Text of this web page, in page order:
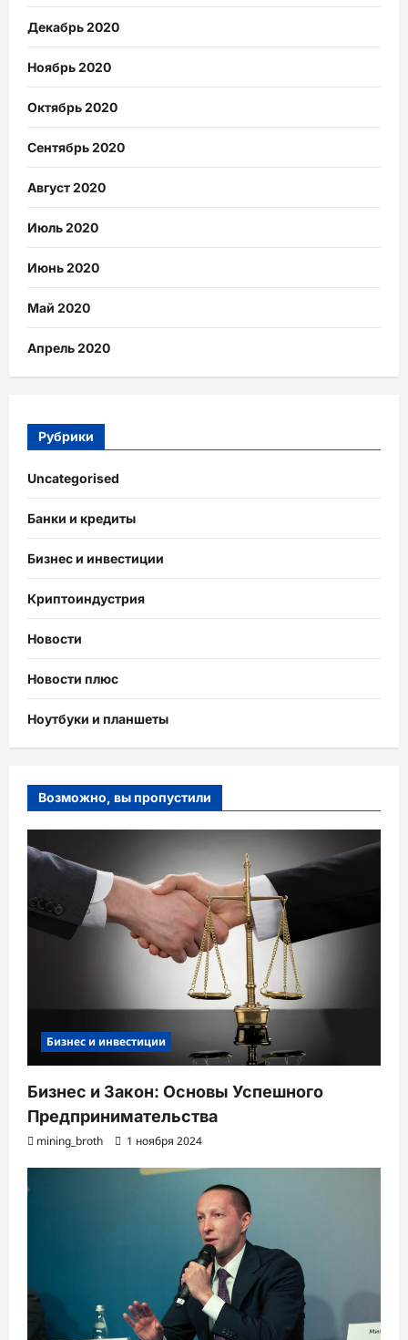
Декабрь 2020
Ноябрь 2020
Октябрь 2020
Сентябрь 2020
Август 2020
Июль 2020
Июнь 2020
Май 2020
Апрель 2020
Рубрики
Uncategorised
Банки и кредиты
Бизнес и инвестиции
Криптоиндустрия
Новости
Новости плюс
Ноутбуки и планшеты
Возможно, вы пропустили
Бизнес и инвестиции
Бизнес и Закон: Основы Успешного
Предпринимательства
mining_broth 1 ноября 2024